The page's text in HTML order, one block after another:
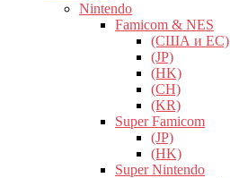
Nintendo
Famicom & NES
(США и ЕС)
(JP)
(HK)
(CH)
(KR)
Super Famicom
(JP)
(HK)
Super Nintendo